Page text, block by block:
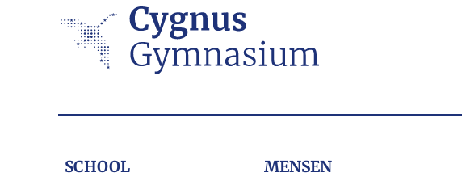
SCHOOL MENSEN